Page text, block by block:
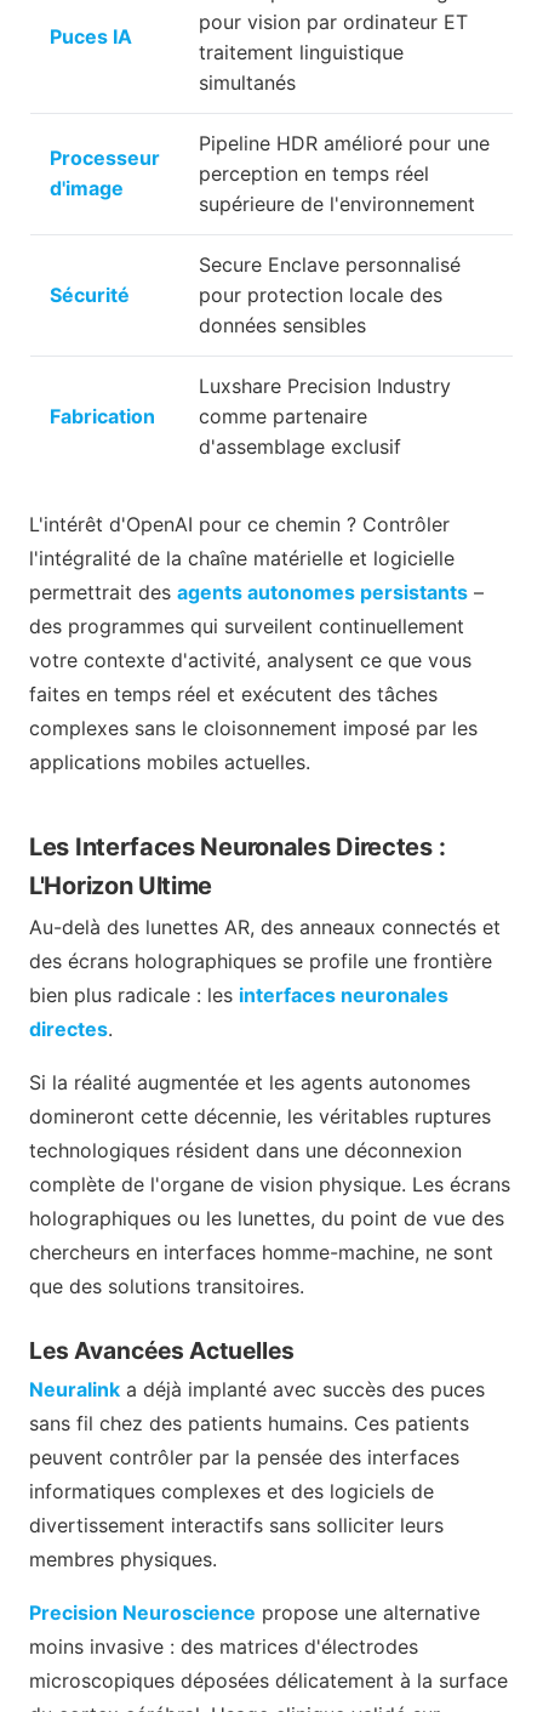
Puces IA
pour vision par ordinateur ET
traitement linguistique
simultanés
Processeur
d'image
Pipeline HDR amélioré pour une
perception en temps réel
supérieure de l'environnement
Sécurité
Secure Enclave personnalisé
pour protection locale des
données sensibles
Fabrication
Luxshare Precision Industry
comme partenaire
d'assemblage exclusif
L'intérêt d'OpenAI pour ce chemin ? Contrôler
l'intégralité de la chaîne matérielle et logicielle
permettrait des agents autonomes persistants –
des programmes qui surveilent continuellement
votre contexte d'activité, analysent ce que vous
faites en temps réel et exécutent des tâches
complexes sans le cloisonnement imposé par les
applications mobiles actuelles.
Les Interfaces Neuronales Directes :
L'Horizon Ultime
Au-delà des lunettes AR, des anneaux connectés et
des écrans holographiques se profile une frontière
bien plus radicale : les interfaces neuronales
directes.
Si la réalité augmentée et les agents autonomes
domineront cette décennie, les véritables ruptures
technologiques résident dans une déconnexion
complète de l'organe de vision physique. Les écrans
holographiques ou les lunettes, du point de vue des
chercheurs en interfaces homme-machine, ne sont
que des solutions transitoires.
Les Avancées Actuelles
Neuralink a déjà implanté avec succès des puces
sans fil chez des patients humains. Ces patients
peuvent contrôler par la pensée des interfaces
informatiques complexes et des logiciels de
divertissement interactifs sans solliciter leurs
membres physiques.
Precision Neuroscience propose une alternative
moins invasive : des matrices d'électrodes
microscopiques déposées délicatement à la surface